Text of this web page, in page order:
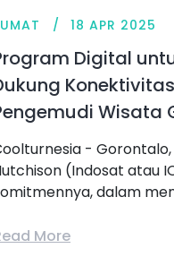
18 APR 2025
Digital
Wisata
-
(Indosat atau
dalam
More